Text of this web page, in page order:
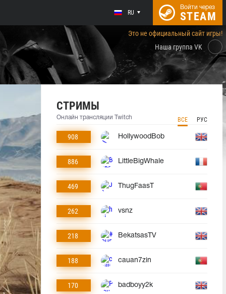
RU
Войти через
STEAM
Это не официальный сайт игры!
Наша группа VK
СТРИМЫ
Онлайн трансляции Twitch ВСЕ РУС
908 HollywoodBob
886 LittleBigWhale
469 ThugFaasT
262 vsnz
218 BekatsasTV
188 cauan7zin
170 badboyy2k